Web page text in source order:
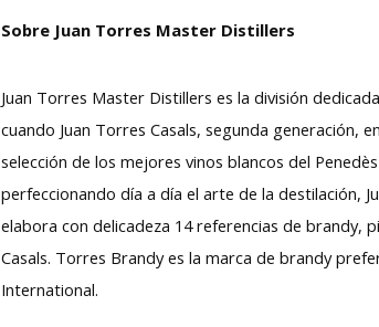
Sobre Juan Torres Master Distillers
Juan Torres Master Distillers es la división
cuando Juan Torres Casals, segunda generación,
selección de los mejores vinos blancos del
perfeccionando día a día el arte de la destilación,
elabora con delicadeza 14 referencias de brandy,
Casals. Torres Brandy es la marca de brandy
International.